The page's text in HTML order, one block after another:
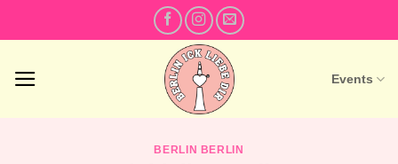
to
Events
BERLIN BERLIN